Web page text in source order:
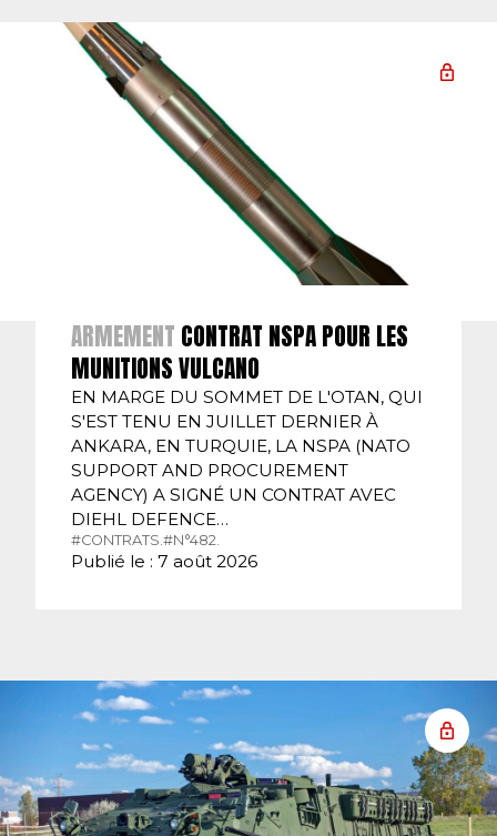
ARMEMENT CONTRAT NSPA POUR LES
MUNITIONS VULCANO
EN MARGE DU SOMMET DE L'OTAN, QUI
S'EST TENU EN JUILLET DERNIER À
ANKARA, EN TURQUIE, LA NSPA (NATO
SUPPORT AND PROCUREMENT
AGENCY) A SIGNÉ UN CONTRAT AVEC
DIEHL DEFENCE…
#CONTRATS. #N°482.
Publié le : 7 août 2026